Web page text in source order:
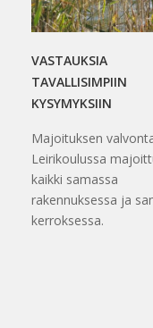
VASTAUKSIA
TAVALLISIMPIIN
KYSYMYKSIIN
Majoituksen
Leirikoulussa
kaikki samassa
rakennuksessa ja
kerroksessa.